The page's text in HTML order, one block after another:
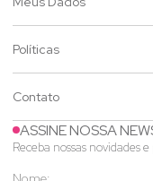
Políticas
Contato
ASSINE NOSSA
Receba nossas novidades